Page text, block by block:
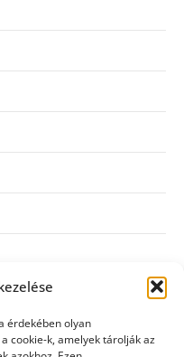
érdekében olyan
cookie-k, amelyek tárolják az